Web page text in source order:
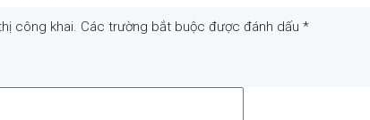
công khai. Các trường bắt buộc được đánh dấu *